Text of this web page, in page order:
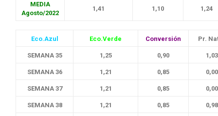
MEDIA
Agosto/2022
1,41 1,10 1,24
Eco.Azul Eco.Verde Conversión Pr.
SEMANA 35 1,25 0,90 1,03
SEMANA 36 1,21 0,85 0,00
SEMANA 37 1,21 0,85 0,00
SEMANA 38 1,21 0,85 0,98